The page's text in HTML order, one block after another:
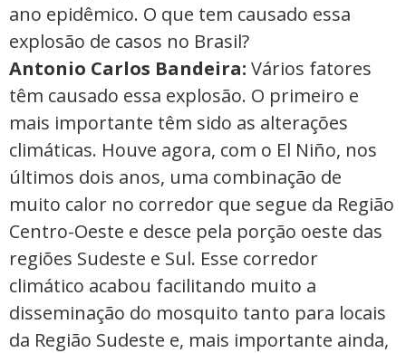
ano epidêmico. O que tem causado essa
explosão de casos no Brasil?
Antonio Carlos Bandeira: Vários fatores
têm causado essa explosão. O primeiro e
mais importante têm sido as alterações
climáticas. Houve agora, com o El Niño, nos
últimos dois anos, uma combinação de
muito calor no corredor que segue da Região
Centro-Oeste e desce pela porção oeste das
regiões Sudeste e Sul. Esse corredor
climático acabou facilitando muito a
disseminação do mosquito tanto para locais
da Região Sudeste e, mais importante ainda,